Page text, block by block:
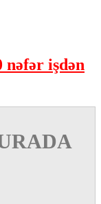
nəfər işdən